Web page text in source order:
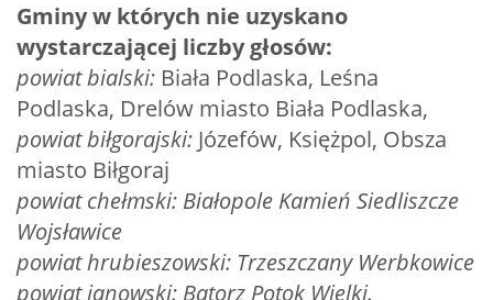
Gminy w których nie uzyskano
wystarczającej liczby głosów:
powiat bialski: Biała Podlaska, Leśna
Podlaska, Drelów miasto Biała Podlaska,
powiat biłgorajski: Józefów, Księżpol, Obsza
miasto Biłgoraj
powiat chełmski: Białopole Kamień Siedliszcze
Wojsławice
powiat hrubieszowski: Trzeszczany Werbkowice
powiat janowski: Batorz Potok Wielki.